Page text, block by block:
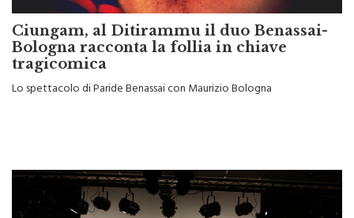
Ciungam, al Ditirammu il duo Benassai-
Bologna racconta la follia in chiave
tragicomica
Lo spettacolo di Paride Benassai con Maurizio Bologna